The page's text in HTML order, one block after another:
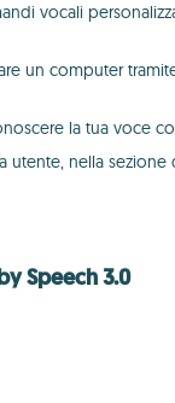
vocali
un computer
la tua voce
nella sezione
Speech 3.0